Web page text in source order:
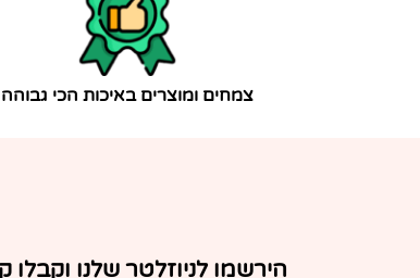
צמחים ומוצרים באיכות הכי גבוהה